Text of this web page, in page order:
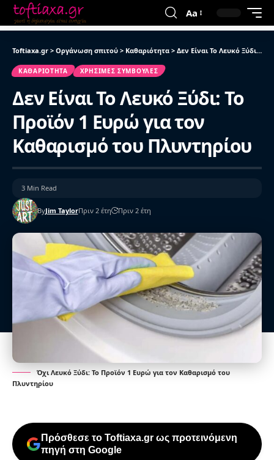
Aa
Toftiaxa.gr > Οργάνωση σπιτού > Καθαριότητα > Δεν Είναι Το Λευκό Ξύδι: Το Προϊόν 1 Ευρώ για τον Καθαρισμό του Πλυντηρίου
ΚΑΘΑΡΙΌΤΗΤΑ ΧΡΉΣΙΜΕΣ ΣΥΜΒΟΥΛΈΣ
Δεν Είναι Το Λευκό Ξύδι: Το
Προϊόν 1 Ευρώ για τον
Καθαρισμό του Πλυντηρίου
ByJim TaylorΠριν 2 έτη Πριν 2 έτη
3 Min Read
Όχι Λευκό Ξύδι: Το Προϊόν 1 Ευρώ για τον Καθαρισμό του
Πλυντηρίου
Πρόσθεσε το Toftiaxa.gr ως προτεινόμενη
πηγή στη Google